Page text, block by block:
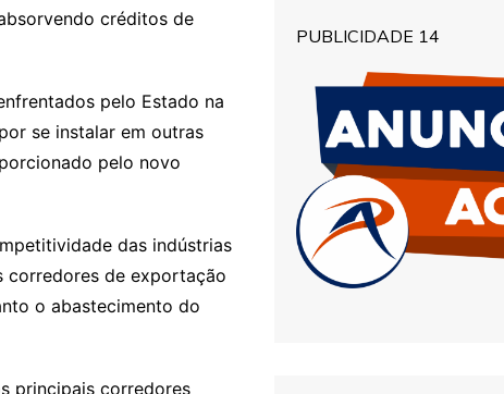
créditos de
pelo Estado na
se instalar em outras
pelo novo
das indústrias
corredores de exportação
o abastecimento do
principais corredores
PUBLICIDADE 14